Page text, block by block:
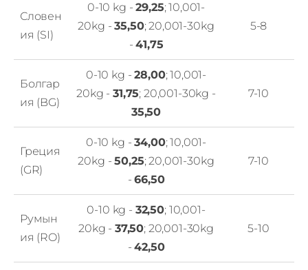
Словен
ия (SI)
0-10 kg -29,25; 10,001-
20kg -35,50; 20,001-30kg
-41,75
5-8
Болгар
ия (BG)
0-10 kg -28,00; 10,001-
20kg -31,75; 20,001-30kg -
35,50
7-10
Греция
(GR)
0-10 kg -34,00; 10,001-
20kg -50,25; 20,001-30kg
-66,50
7-10
Румын
ия (RO)
0-10 kg - 32,50; 10,001-
20kg - 37,50; 20,001-30kg
-42,50
5-10